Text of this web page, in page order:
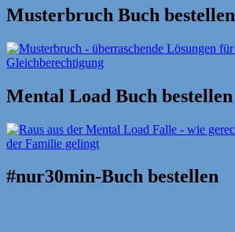
Musterbruch Buch bestellen
Mental Load Buch bestellen
#nur30min-Buch bestellen